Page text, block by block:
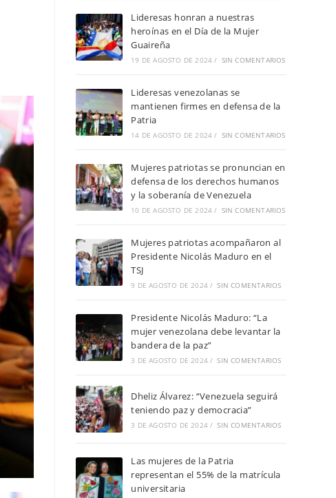
Lideresas honran a nuestras
heroínas en el Día de la Mujer
Guaireña
19 DE AGOSTO DE 2024 / SIN COMENTARIOS
Lideresas venezolanas se
mantienen firmes en defensa de la
Patria
14 DE AGOSTO DE 2024 / SIN COMENTARIOS
Mujeres patriotas se pronuncian en
defensa de los derechos humanos
y la soberanía de Venezuela
10 DE AGOSTO DE 2024 / SIN COMENTARIOS
Mujeres patriotas acompañaron al
Presidente Nicolás Maduro en el
TSJ
9 DE AGOSTO DE 2024 / SIN COMENTARIOS
Presidente Nicolás Maduro: “La
mujer venezolana debe levantar la
bandera de la paz”
3 DE AGOSTO DE 2024 / SIN COMENTARIOS
Dheliz Álvarez: “Venezuela seguirá
teniendo paz y democracia”
3 DE AGOSTO DE 2024 / SIN COMENTARIOS
Las mujeres de la Patria
representan el 55% de la matrícula
universitaria